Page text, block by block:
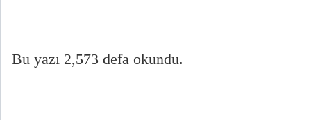
Bu yazı 2,573 defa okundu.